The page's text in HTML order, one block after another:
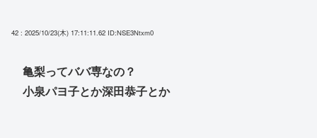
42 : 2025/10/23(木) 17:11:11.62 ID:NSE3Ntxm0
亀梨ってババ専なの？
小泉パヨ子とか深田恭子とか